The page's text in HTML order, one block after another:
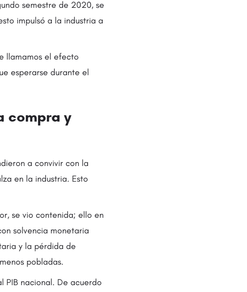
semestre de 2020, se
impulsó a la industria a
llamamos el efecto
esperarse durante el
compra y
a convivir con la
en la industria. Esto
se vio contenida; ello en
solvencia monetaria
y la pérdida de
pobladas.
PIB nacional. De acuerdo